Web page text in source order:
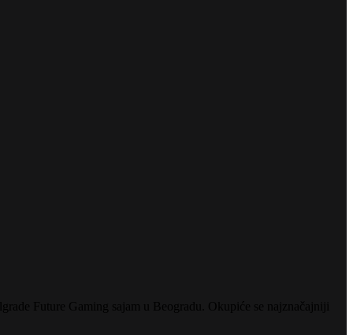
Future Gaming sajam u Beogradu. Okupiće se najznačajniji